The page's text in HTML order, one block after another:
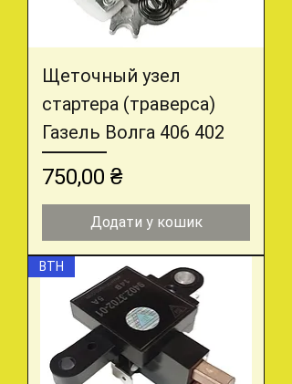
Щеточный узел
стартера (траверса)
Газель Волга 406 402
Ціна
750,00 ₴
Додати у кошик
ВТН